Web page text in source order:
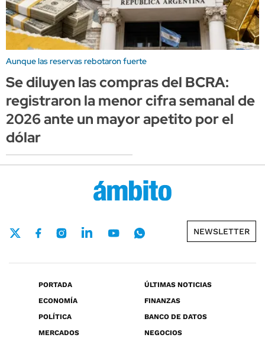
Aunque las reservas rebotaron fuerte
Se diluyen las compras del BCRA:
registraron la menor cifra semanal de
2026 ante un mayor apetito por el
dólar
NEWSLETTER
PORTADA
ÚLTIMAS NOTICIAS
ECONOMÍA
FINANZAS
POLÍTICA
BANCO DE DATOS
MERCADOS
NEGOCIOS